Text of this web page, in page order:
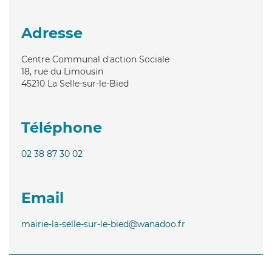
Adresse
Centre Communal d'action Sociale
18, rue du Limousin
45210 La Selle-sur-le-Bied
Téléphone
02 38 87 30 02
Email
mairie-la-selle-sur-le-bied@wanadoo.fr